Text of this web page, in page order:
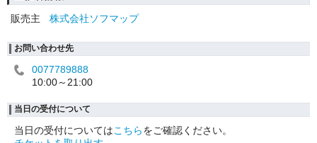
販売主
株式会社ソフマップ
お問い合わせ先
0077789888
10:00～21:00
当日の受付について
当日の受付についてはこちらをご確認ください。